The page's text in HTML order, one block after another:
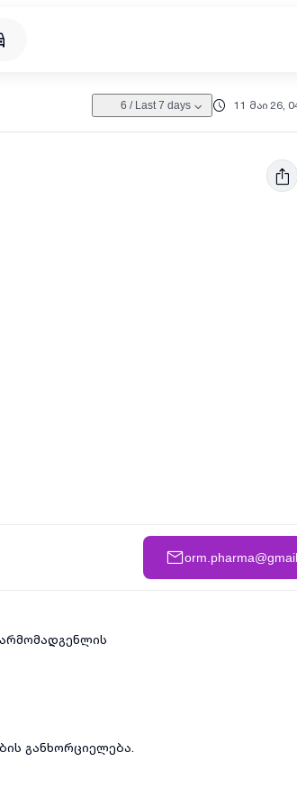
6 / Last 7 days 11 მაი 26,
განხორციელება.